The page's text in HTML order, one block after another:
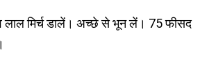
व लाल मिर्च डालें। अच्छे से भून लें। 75 फीसद